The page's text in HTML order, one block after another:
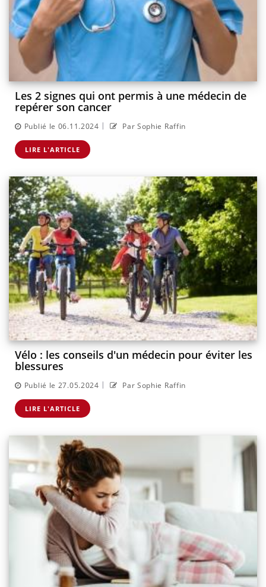
Les 2 signes qui ont permis à une médecin de
repérer son cancer
Publié le 06.11.2024 | Par Sophie Raffin
LIRE L'ARTICLE
Vélo : les conseils d'un médecin pour éviter les
blessures
Publié le 27.05.2024 | Par Sophie Raffin
LIRE L'ARTICLE